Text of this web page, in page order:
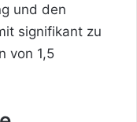
und den
signifikant zu
von 1,5